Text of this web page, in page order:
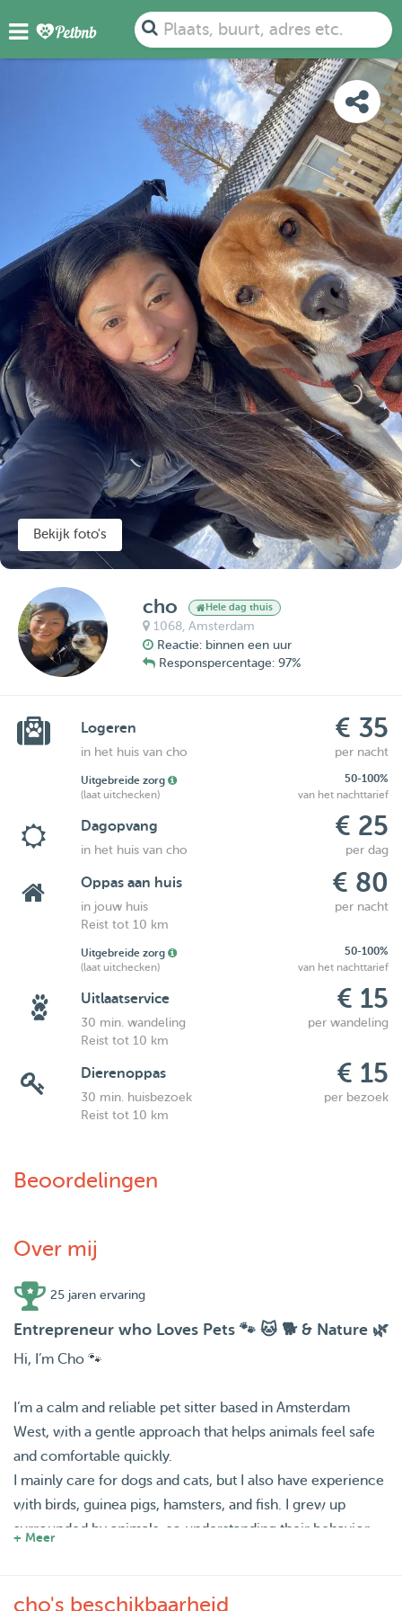
Plaats, buurt, adres etc.
FOTO'S BEOORDELINGEN KAART
Bekijk foto's
cho Hele dag thuis
1068,Amsterdam
Reactie: binnen een uur
Responspercentage: 97%
Logeren € 35
in het huis van cho per nacht
Uitgebreide zorg
50-100%
(laat uitchecken)
van het nachttarief
Dagopvang € 25
in het huis van cho per dag
Oppas aan huis € 80
in jouw huis
per nacht
Reist tot 10 km
Uitgebreide zorg
50-100%
(laat uitchecken)
van het nachttarief
Uitlaatservice € 15
30 min. wandeling
per wandeling
Reist tot 10 km
Dierenoppas € 15
30 min. huisbezoek
per bezoek
Reist tot 10 km
Beoordelingen
Over mij
25 jaren ervaring
Entrepreneur who Loves Pets 🐾 🐱 🐕 & Nature 🌿
Hi, I’m Cho 🐾
I’m a calm and reliable pet sitter based in Amsterdam
West, with a gentle approach that helps animals feel safe
and comfortable quickly.
I mainly care for dogs and cats, but I also have experience
with birds, guinea pigs, hamsters, and fish. I grew up
surrounded by animals, so understanding their behavior
I currently have two cats of my own, whom I’ve patiently
+ Meer
cho's beschikbaarheid